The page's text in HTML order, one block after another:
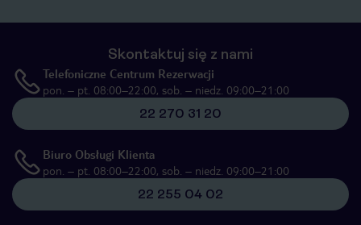
Skontaktuj się z nami
Telefoniczne Centrum Rezerwacji
pon. – pt. 08:00–22:00, sob. – niedz. 09:00–21:00
22 270 31 20
Biuro Obsługi Klienta
pon. – pt. 08:00–22:00, sob. – niedz. 09:00–21:00
22 255 04 02